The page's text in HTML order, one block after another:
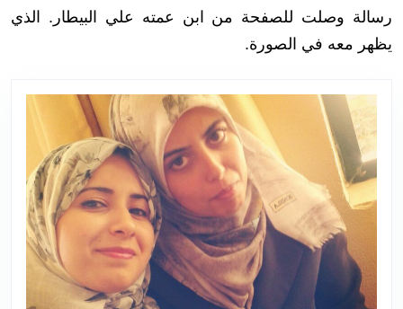
رسالة وصلت للصفحة من ابن عمته علي البيطار. الذي
يظهر معه في الصورة.